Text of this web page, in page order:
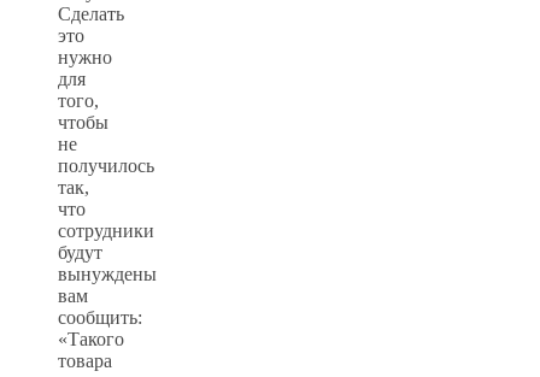
Сделать
это
нужно
для
того,
чтобы
не
получилось
так,
что
сотрудники
будут
вынуждены
вам
сообщить:
«Такого
товара